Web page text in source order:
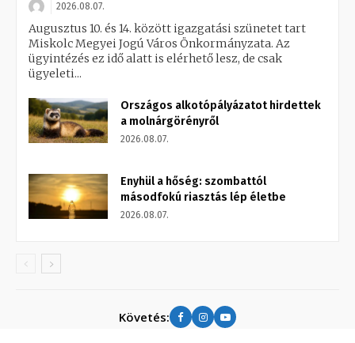
2026.08.07.
Augusztus 10. és 14. között igazgatási szünetet tart
Miskolc Megyei Jogú Város Önkormányzata. Az
ügyintézés ez idő alatt is elérhető lesz, de csak
ügyeleti...
Országos alkotópályázatot hirdettek
a molnárgörényről
2026.08.07.
Enyhül a hőség: szombattól
másodfokú riasztás lép életbe
2026.08.07.
Követés: